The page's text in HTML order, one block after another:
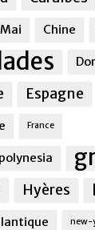
Chine
Espagne
France
Hyères
new-